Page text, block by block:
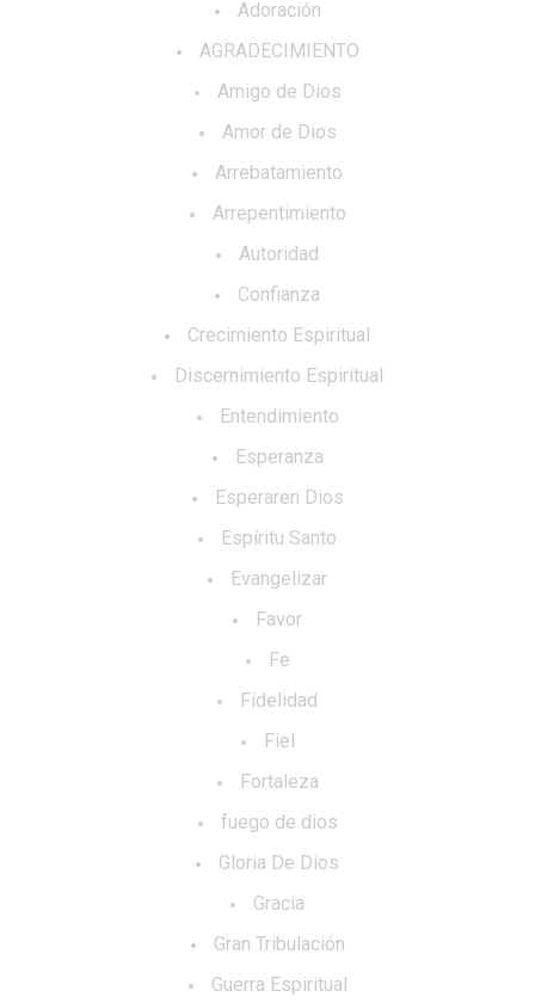
Adoración
AGRADECIMIENTO
Amigo de Dios
Amor de Dios
Arrebatamiento
Arrepentimiento
Autoridad
Confianza
Crecimiento Espiritual
Discernimiento Espiritual
Entendimiento
Esperanza
Esperaren Dios
Espíritu Santo
Evangelizar
Favor
Fe
Fidelidad
Fiel
Fortaleza
fuego de dios
Gloria De Dios
Gracia
Gran Tribulación
Guerra Espiritual